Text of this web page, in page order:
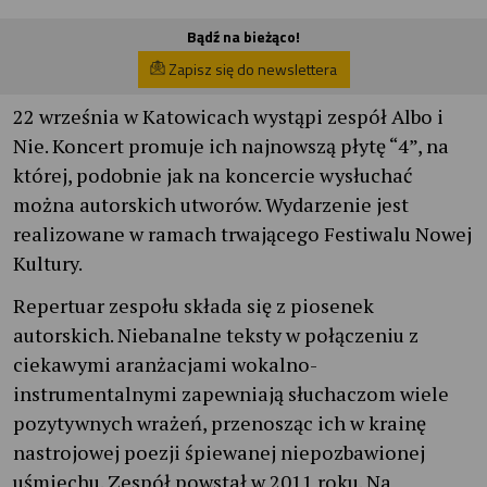
Bądź na bieżąco!
Zapisz się do newslettera
22 września w Katowicach wystąpi zespół Albo i
Nie. Koncert promuje ich najnowszą płytę “4”, na
której, podobnie jak na koncercie wysłuchać
można autorskich utworów. Wydarzenie jest
realizowane w ramach trwającego Festiwalu Nowej
Kultury.
Repertuar zespołu składa się z piosenek
autorskich. Niebanalne teksty w połączeniu z
ciekawymi aranżacjami wokalno-
instrumentalnymi zapewniają słuchaczom wiele
pozytywnych wrażeń, przenosząc ich w krainę
nastrojowej poezji śpiewanej niepozbawionej
uśmiechu. Zespół powstał w 2011 roku. Na